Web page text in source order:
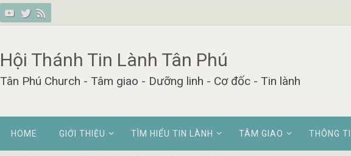
Skip
to
Hội Thánh Tin Lành Tân Phú
Tân Phú Church - Tâm giao - Dưỡng linh - Cơ đốc - Tin lành
content
HOME GIỚI THIỆU TÌM HIỂU TIN LÀNH TÂM GIAO THÔNG